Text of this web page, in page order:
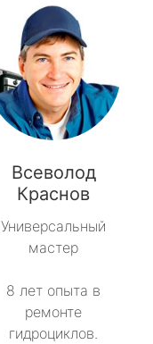
Всеволод
Краснов
Универсальный
мастер
8 лет опыта в
ремонте
гидроциклов.